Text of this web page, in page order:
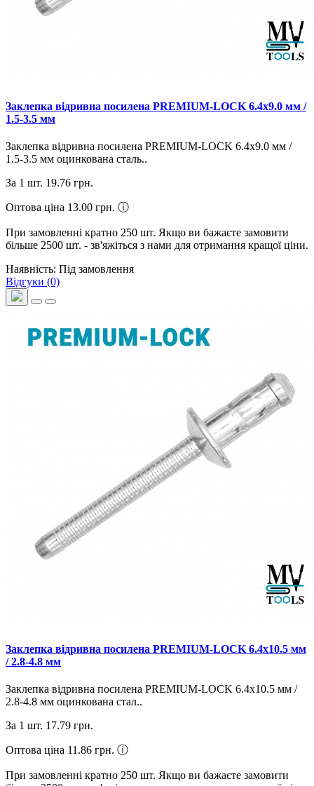
Заклепка відривна посилена PREMIUM-LOCK 6.4х9.0 мм /
1.5-3.5 мм
Заклепка відривна посилена PREMIUM-LOCK 6.4х9.0 мм /
1.5-3.5 мм оцинкована сталь..
За 1 шт. 19.76 грн.
Оптова ціна 13.00 грн. ⓘ
При замовленні кратно 250 шт. Якщо ви бажаєте замовити
більше 2500 шт. - зв'яжіться з нами для отримання кращої ціни.
Наявність: Під замовлення
Відгуки (0)
Заклепка відривна посилена PREMIUM-LOCK 6.4х10.5 мм
/ 2.8-4.8 мм
Заклепка відривна посилена PREMIUM-LOCK 6.4х10.5 мм /
2.8-4.8 мм оцинкована стал..
За 1 шт. 17.79 грн.
Оптова ціна 11.86 грн. ⓘ
При замовленні кратно 250 шт. Якщо ви бажаєте замовити